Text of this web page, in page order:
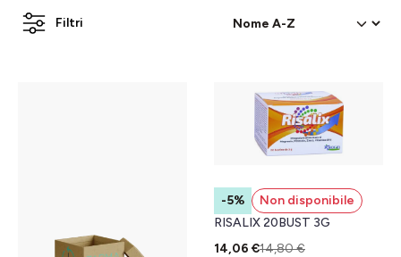
Filtri
-5%
Non disponibile
RISALIX 20BUST 3G
14,06 €14,80 €